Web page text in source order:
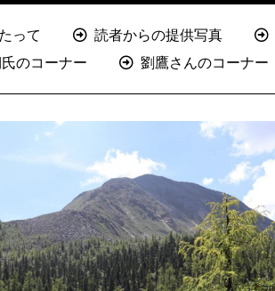
って 読者からの提供写真
のコーナー
劉鷹さんのコーナー